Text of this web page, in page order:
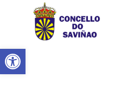
Abrir barra de herramientas